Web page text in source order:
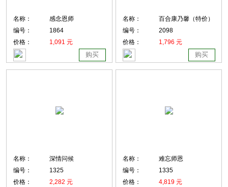
名称：
感念恩师
编号：
1864
价格：
1,091 元
购买
名称：
百合康乃馨（特价）
编号：
2098
价格：
1,796 元
购买
名称：
深情问候
编号：
1325
价格：
2,282 元
名称：
难忘师恩
编号：
1335
价格：
4,819 元